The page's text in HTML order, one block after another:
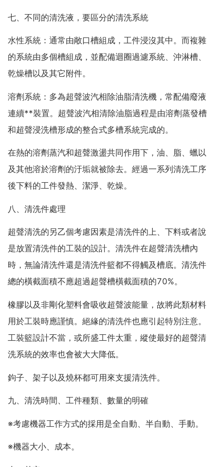
七、不同的清洗液，要區分的清洗系統
水性系統：通常由敞口槽組成，工件浸沒其中。而複雜
的系統由多個槽組成，並配備迴圈過濾系統、沖淋槽、
乾燥槽以及其它附件。
溶劑系統：多為超聲波汽相除油脂清洗機，常配備廢液
連續**裝置。超聲波汽相清除油脂過程是由溶劑蒸發槽
和超聲浸洗槽形成的整合式多槽系統完成的。
在熱的溶劑蒸汽和超聲激盪共同作用下，油、脂、蠟以
及其他溶於溶劑的汙垢就被除去。經過一系列清洗工序
後下料的工件發熱、潔淨、乾燥。
八、清洗件處理
超聲清洗的另乙個考慮因素是清洗件的上、下料或者說
是放置清洗件的工裝的設計。清洗件在超聲清洗槽內
時，無論清洗件還是清洗件籃都不得觸及槽底。清洗件
總的橫截面積不應超過超聲槽橫截面積的70%。
橡膠以及非剛化塑料會吸收超聲波能量，故將此類材料
用於工裝時應謹慎。絕緣的清洗件也應引起特別注意。
工裝籃設計不當，或所盛工件太重，縱使最好的超聲清
洗系統的效率也會被大大降低。
鉤子、架子以及燒杯都可用來支援清洗件。
九、清洗時間、工件種類、數量的明確
※考慮機器工作方式的採用是全自動、半自動、手動。
※機器大小、成本。